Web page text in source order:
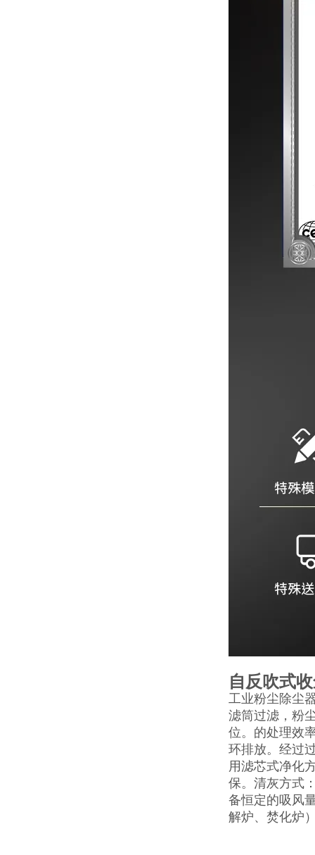
自反吹式
工业粉尘除尘
滤筒过滤，粉
位。的处理效
环排放。经过
用滤芯式净化
保。清灰方式
备恒定的吸风
解炉、焚化炉